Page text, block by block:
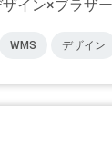
イン×ブラザ
WMS デザイン